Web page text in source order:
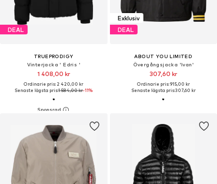
DEAL
TRUEPRODIGY
Vinterjacka ' Edris '
1 408,00 kr
Ordinarie pris: 2 420,00 kr
Senaste lägsta pris:1 584,00 kr-11%
Exklusiv
DEAL
ABOUT YOU LIMITED
Övergångsjacka 'Ivan'
307,60 kr
Ordinarie pris: 915,00 kr
Senaste lägsta pris:307,60 kr